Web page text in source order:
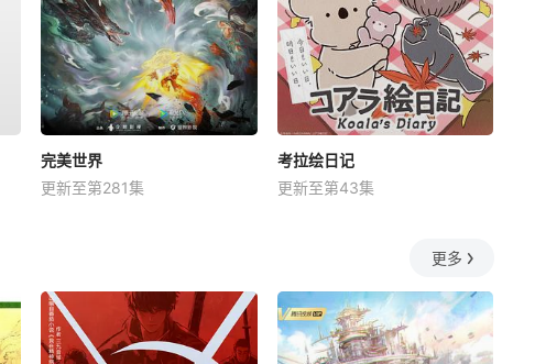
完美世界
更新至第281集
考拉绘日记
更新至第43集
更多